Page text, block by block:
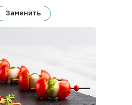
Заменить